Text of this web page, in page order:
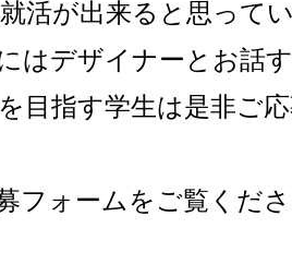
活が出来ると思って
はデザイナーとお話
目指す学生は是非ご
フォームをご覧くだ